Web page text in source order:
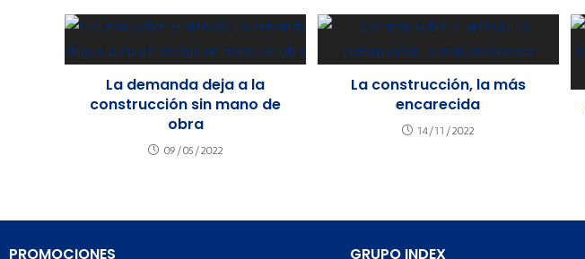
La demanda deja a la
construcción sin mano de
obra
09/05/2022
La construcción, la más
encarecida
14/11/2022
PROMOCIONES GRUPO INDEX